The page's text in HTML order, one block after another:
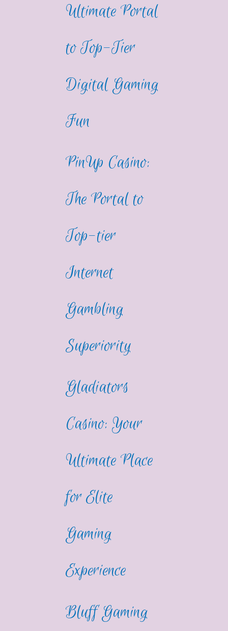
Ultimate Portal
to Top-Tier
Digital Gaming
Fun
PinUp Casino:
The Portal to
Top-tier
Internet
Gambling
Superiority
Gladiators
Casino: Your
Ultimate Place
for Elite
Gaming
Experience
Bluff Gaming